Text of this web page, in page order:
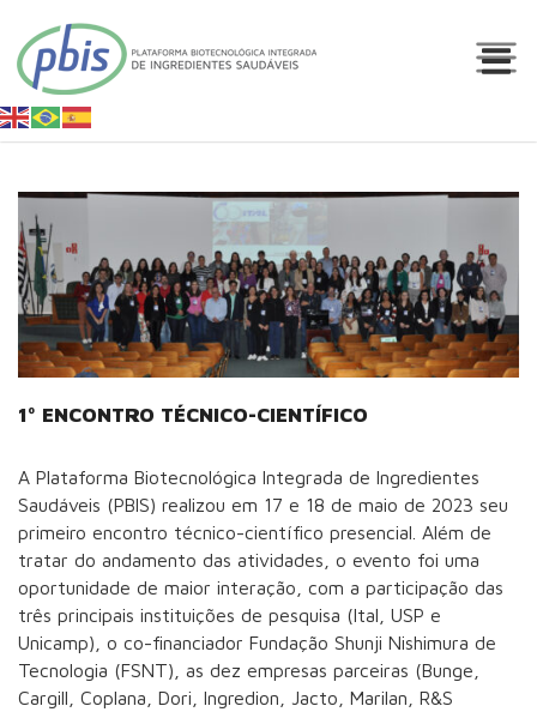
1º ENCONTRO TÉCNICO-CIENTÍFICO
A Plataforma Biotecnológica Integrada de Ingredientes
Saudáveis (PBIS) realizou em 17 e 18 de maio de 2023 seu
primeiro encontro técnico-científico presencial. Além de
tratar do andamento das atividades, o evento foi uma
oportunidade de maior interação, com a participação das
três principais instituições de pesquisa (Ital, USP e
Unicamp), o co-financiador Fundação Shunji Nishimura de
Tecnologia (FSNT), as dez empresas parceiras (Bunge,
Cargill, Coplana, Dori, Ingredion, Jacto, Marilan, R&S